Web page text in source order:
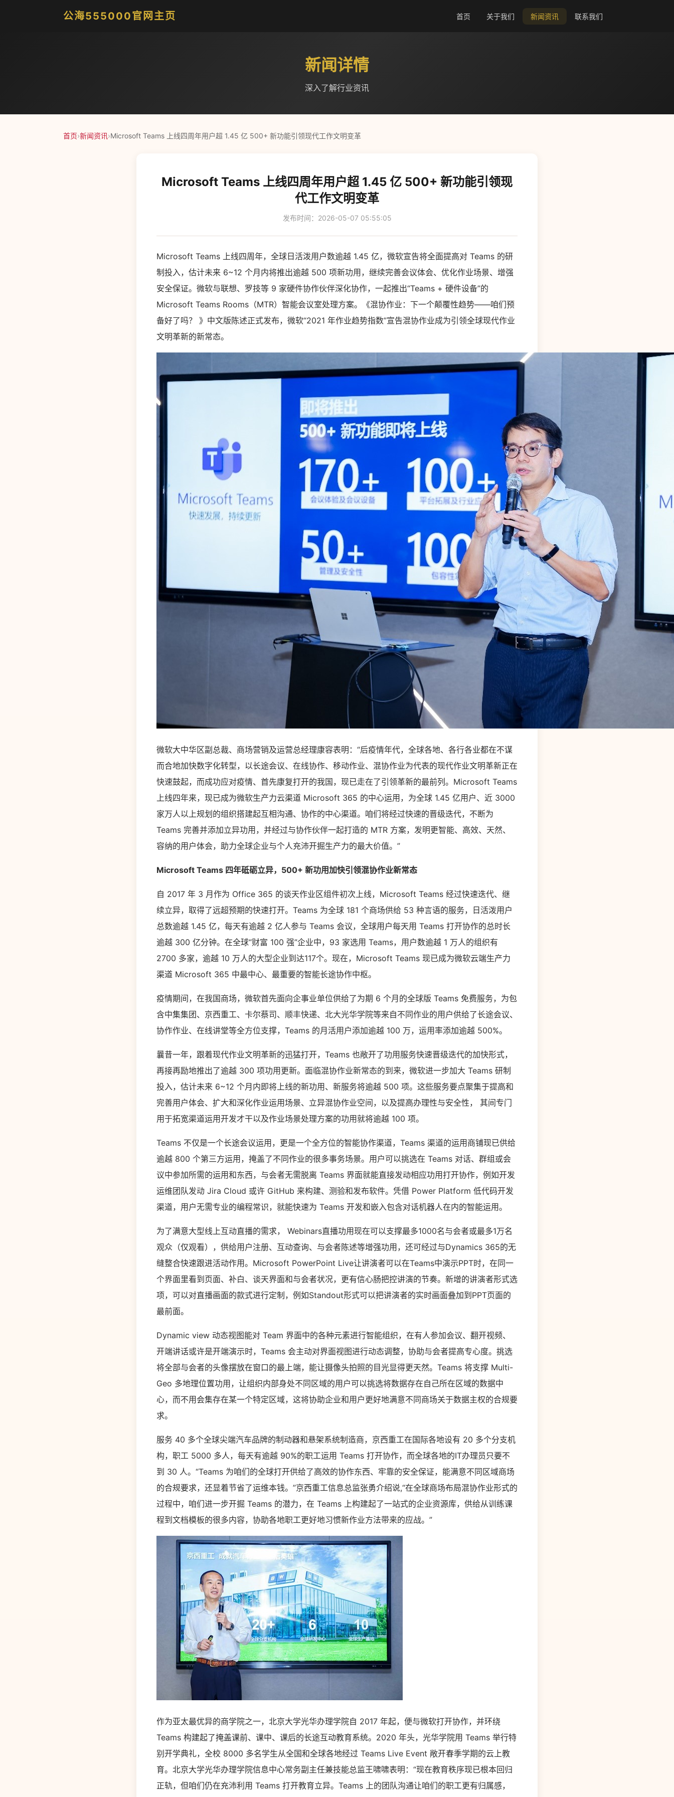
公海555000官网主页 首页 关于我们 新闻资讯 联系我们
新闻详情
深入了解行业资讯
首页›新闻资讯›Microsoft Teams 上线四周年用户超 1.45 亿 500+ 新功能引领现代工作文明变革
Microsoft Teams 上线四周年用户超 1.45 亿 500+ 新功能引领现
代工作文明变革
发布时间：2026-05-07 05:55:05
Microsoft Teams 上线四周年，全球日活泼用户数逾越 1.45 亿，微软宣告将全面提高对 Teams 的研
制投入，估计未来 6~12 个月内将推出逾越 500 项新功用，继续完善会议体会、优化作业场景、增强
安全保证。微软与联想、罗技等 9 家硬件协作伙伴深化协作，一起推出“Teams + 硬件设备”的
Microsoft Teams Rooms（MTR）智能会议室处理方案。《混协作业：下一个颠覆性趋势——咱们预
备好了吗？ 》中文版陈述正式发布，微软“2021 年作业趋势指数”宣告混协作业成为引领全球现代作业
文明革新的新常态。
微软大中华区副总裁、商场营销及运营总经理康容表明：“后疫情年代，全球各地、各行各业都在不谋
而合地加快数字化转型，以长途会议、在线协作、移动作业、混协作业为代表的现代作业文明革新正在
快速鼓起，而成功应对疫情、首先康复打开的我国，现已走在了引领革新的最前列。Microsoft Teams
上线四年来，现已成为微软生产力云渠道 Microsoft 365 的中心运用，为全球 1.45 亿用户、近 3000
家万人以上规划的组织搭建起互相沟通、协作的中心渠道。咱们将经过快速的晋级迭代，不断为
Teams 完善并添加立异功用，并经过与协作伙伴一起打造的 MTR 方案，发明更智能、高效、天然、
容纳的用户体会，助力全球企业与个人充沛开掘生产力的最大价值。”
Microsoft Teams 四年砥砺立异，500+ 新功用加快引领混协作业新常态
自 2017 年 3 月作为 Office 365 的谈天作业区组件初次上线，Microsoft Teams 经过快速迭代、继
续立异，取得了远超预期的快速打开。Teams 为全球 181 个商场供给 53 种言语的服务，日活泼用户
总数逾越 1.45 亿，每天有逾越 2 亿人参与 Teams 会议，全球用户每天用 Teams 打开协作的总时长
逾越 300 亿分钟。在全球“财富 100 强”企业中，93 家选用 Teams，用户数逾越 1 万人的组织有
2700 多家，逾越 10 万人的大型企业到达117个。现在，Microsoft Teams 现已成为微软云端生产力
渠道 Microsoft 365 中最中心、最重要的智能长途协作中枢。
疫情期间，在我国商场，微软首先面向企事业单位供给了为期 6 个月的全球版 Teams 免费服务，为包
含中集集团、京西重工、卡尔蔡司、顺丰快递、北大光华学院等来自不同作业的用户供给了长途会议、
协作作业、在线讲堂等全方位支撑，Teams 的月活用户添加逾越 100 万，运用率添加逾越 500%。
曩昔一年，跟着现代作业文明革新的迅猛打开，Teams 也敞开了功用服务快速晋级迭代的加快形式，
再接再励地推出了逾越 300 项功用更新。面临混协作业新常态的到来，微软进一步加大 Teams 研制
投入，估计未来 6~12 个月内即将上线的新功用、新服务将逾越 500 项。这些服务要点聚集于提高和
完善用户体会、扩大和深化作业运用场景、立异混协作业空间，以及提高办理性与安全性， 其间专门
用于拓宽渠道运用开发才干以及作业场景处理方案的功用就将逾越 100 项。
Teams 不仅是一个长途会议运用，更是一个全方位的智能协作渠道，Teams 渠道的运用商铺现已供给
逾越 800 个第三方运用，掩盖了不同作业的很多事务场景。用户可以挑选在 Teams 对话、群组或会
议中参加所需的运用和东西，与会者无需脱离 Teams 界面就能直接发动相应功用打开协作，例如开发
运维团队发动 Jira Cloud 或许 GitHub 来构建、测验和发布软件。凭借 Power Platform 低代码开发
渠道，用户无需专业的编程常识，就能快速为 Teams 开发和嵌入包含对话机器人在内的智能运用。
为了满意大型线上互动直播的需求， Webinars直播功用现在可以支撑最多1000名与会者或最多1万名
观众（仅观看），供给用户注册、互动查询、与会者陈述等增强功用，还可经过与Dynamics 365的无
缝整合快速跟进活动作用。Microsoft PowerPoint Live让讲演者可以在Teams中演示PPT时，在同一
个界面里看到页面、补白、谈天界面和与会者状况，更有信心肠把控讲演的节奏。新增的讲演者形式选
项，可以对直播画面的款式进行定制，例如Standout形式可以把讲演者的实时画面叠加到PPT页面的
最前面。
Dynamic view 动态视图能对 Team 界面中的各种元素进行智能组织，在有人参加会议、翻开视频、
开端讲话或许是开端演示时，Teams 会主动对界面视图进行动态调整，协助与会者提高专心度。挑选
将全部与会者的头像摆放在窗口的最上端，能让摄像头拍照的目光显得更天然。Teams 将支撑 Multi-
Geo 多地理位置功用，让组织内部身处不同区域的用户可以挑选将数据存在自己所在区域的数据中
心，而不用会集存在某一个特定区域，这将协助企业和用户更好地满意不同商场关于数据主权的合规要
求。
服务 40 多个全球尖端汽车品牌的制动器和悬架系统制造商，京西重工在国际各地设有 20 多个分支机
构，职工 5000 多人，每天有逾越 90%的职工运用 Teams 打开协作，而全球各地的IT办理员只要不
到 30 人。“Teams 为咱们的全球打开供给了高效的协作东西、牢靠的安全保证，能满意不同区域商场
的合规要求，还显着节省了运维本钱。”京西重工信息总监张勇介绍说,“在全球商场布局混协作业形式的
过程中，咱们进一步开掘 Teams 的潜力，在 Teams 上构建起了一站式的企业资源库，供给从训练课
程到文档模板的很多内容，协助各地职工更好地习惯新作业方法带来的应战。”
作为亚太最优异的商学院之一，北京大学光华办理学院自 2017 年起，便与微软打开协作，并环绕
Teams 构建起了掩盖课前、课中、课后的长途互动教育系统。2020 年头，光华学院用 Teams 举行特
别开学典礼，全校 8000 多名学生从全国和全球各地经过 Teams Live Event 敞开春季学期的云上教
育。北京大学光华办理学院信息中心常务副主任兼技能总监王啸啸表明：“现在教育秩序现已根本回归
正轨，但咱们仍在充沛利用 Teams 打开教育立异。Teams 上的团队沟通让咱们的职工更有归属感，